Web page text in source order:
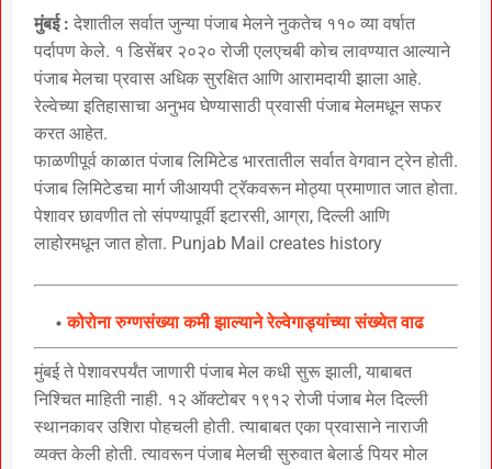
मुंबई : देशातील सर्वात जुन्या पंजाब मेलने नुकतेच ११० व्या वर्षात
पर्दापण केले. १ डिसेंबर २०२० रोजी एलएचबी कोच लावण्यात आल्याने
पंजाब मेलचा प्रवास अधिक सुरक्षित आणि आरामदायी झाला आहे.
रेल्वेच्या इतिहासाचा अनुभव घेण्यासाठी प्रवासी पंजाब मेलमधून सफर
करत आहेत.
फाळणीपूर्व काळात पंजाब लिमिटेड भारतातील सर्वात वेगवान ट्रेन होती.
पंजाब लिमिटेडचा मार्ग जीआयपी ट्रॅकवरून मोठ्या प्रमाणात जात होता.
पेशावर छावणीत तो संपण्यापूर्वी इटारसी, आग्रा, दिल्ली आणि
लाहोरमधून जात होता. Punjab Mail creates history
कोरोना रुग्णसंख्या कमी झाल्याने रेल्वेगाड्यांच्या संख्येत वाढ
मुंबई ते पेशावरपर्यंत जाणारी पंजाब मेल कधी सुरू झाली, याबाबत
निश्चित माहिती नाही. १२ ऑक्टोबर १९१२ रोजी पंजाब मेल दिल्ली
स्थानकावर उशिरा पोहचली होती. त्याबाबत एका प्रवासाने नाराजी
व्यक्त केली होती. त्यावरून पंजाब मेलची सुरुवात बेलार्ड पियर मोल